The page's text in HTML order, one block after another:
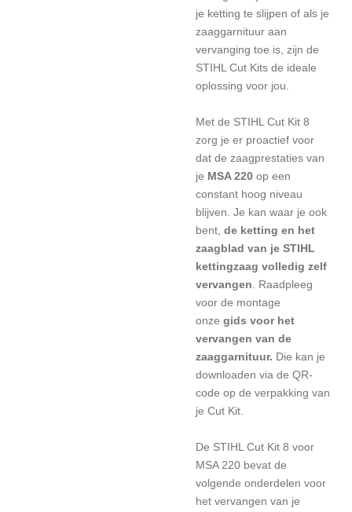
je ketting te slijpen of als je
zaaggarnituur aan
vervanging toe is, zijn de
STIHL Cut Kits de ideale
oplossing voor jou.
Met de STIHL Cut Kit 8
zorg je er proactief voor
dat de zaagprestaties van
je MSA 220 op een
constant hoog niveau
blijven. Je kan waar je ook
bent, de ketting en het
zaagblad van je STIHL
kettingzaag volledig zelf
vervangen . Raadpleeg
voor de montage
onze gids voor het
vervangen van de
zaaggarnituur. Die kan je
downloaden via de QR-
code op de verpakking van
je Cut Kit.
De STIHL Cut Kit 8 voor
MSA 220 bevat de
volgende onderdelen voor
het vervangen van je